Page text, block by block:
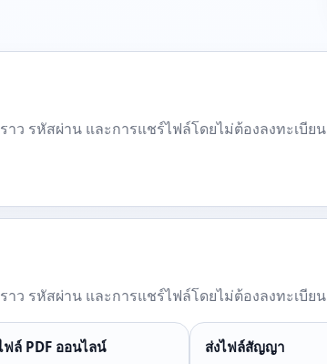
ว รหัสผ่าน และการแชร์ไฟล์โดยไม่ต้องลงทะเบียน
ว รหัสผ่าน และการแชร์ไฟล์โดยไม่ต้องลงทะเบียน
ฟล์ PDF ออนไลน์ ส่งไฟล์สัญญา